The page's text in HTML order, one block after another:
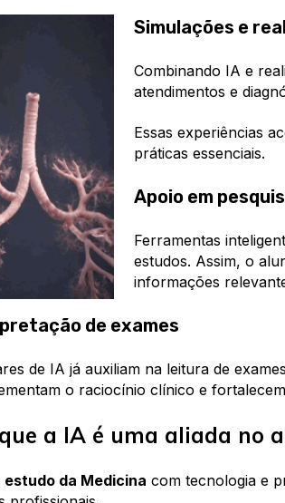
Simulações e
Combinando IA e
atendimentos e
Essas experiências
práticas essenciais.
Apoio em
Ferramentas
estudos. Assim, o
informações
de exames
de IA já auxiliam na leitura de
o raciocínio clínico e
a IA é uma aliada no
estudo da Medicina com tecnologia e